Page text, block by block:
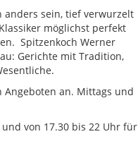
anders sein, tief verwurzelt
möglichst perfekt
Spitzenkoch Werner
Gerichte mit Tradition,
an. Mittags und
von 17.30 bis 22 Uhr für